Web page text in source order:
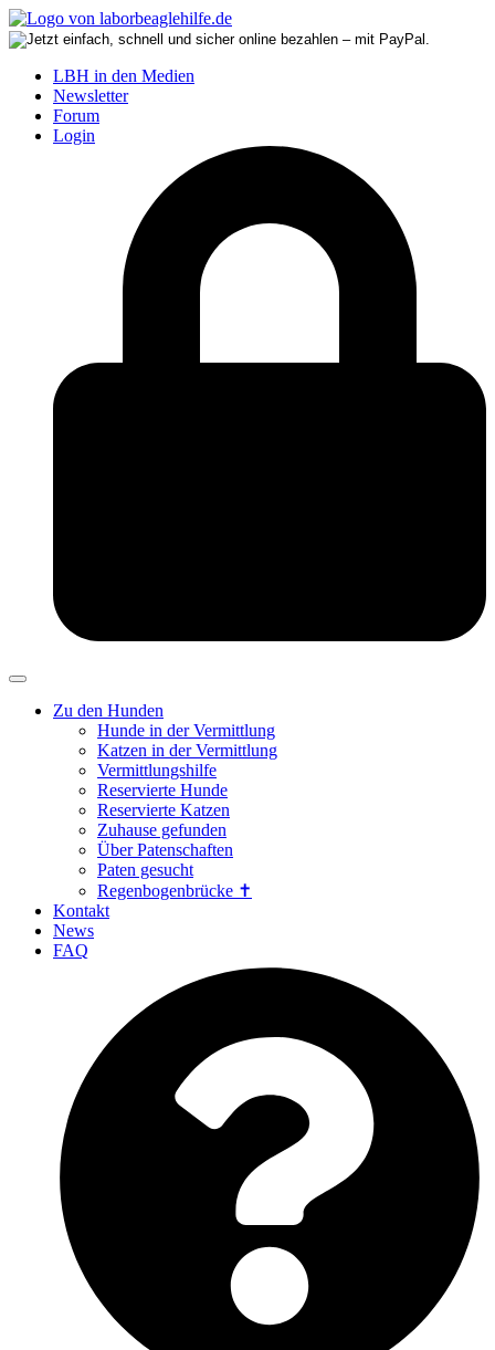
LBH in den Medien
Newsletter
Forum
Login
Zu den Hunden
Hunde in der Vermittlung
Katzen in der Vermittlung
Vermittlungshilfe
Reservierte Hunde
Reservierte Katzen
Zuhause gefunden
Über Patenschaften
Paten gesucht
Regenbogenbrücke ✝
Kontakt
News
FAQ